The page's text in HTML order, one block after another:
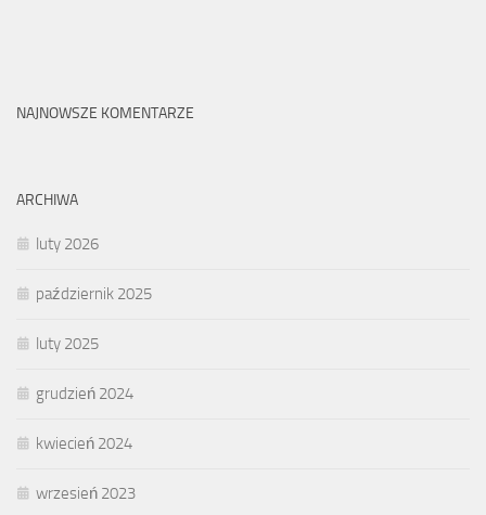
NAJNOWSZE KOMENTARZE
ARCHIWA
luty 2026
październik 2025
luty 2025
grudzień 2024
kwiecień 2024
wrzesień 2023